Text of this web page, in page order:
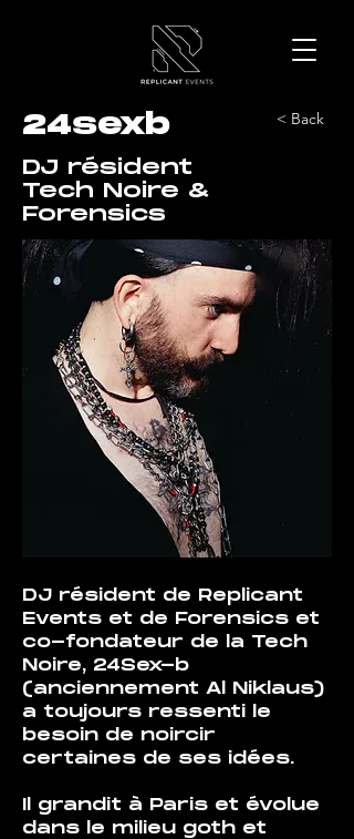
24sexb
DJ résident
Tech Noire &
Forensics
DJ résident de Replicant
Events et de Forensics et
co-fondateur de la Tech
Noire, 24Sex-b
(anciennement Al Niklaus)
a toujours ressenti le
besoin de noircir
certaines de ses idées.
Il grandit à Paris et évolue
dans le milieu goth et
< Back